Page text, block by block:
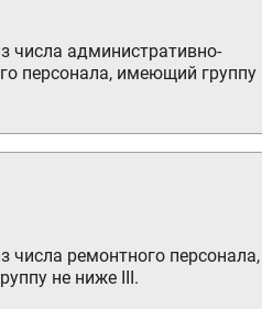
числа ремонтного персонала,
не ниже III.
числа административно-
персонала, имеющий группу